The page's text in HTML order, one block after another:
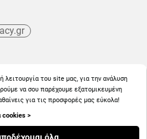
EasyPharmacy.gr
του site μας, για την ανάλυση
να σου παρέχουμε εξατομικευμένη
για τις προσφορές μας εύκολα!
cookies >